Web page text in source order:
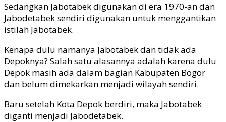
Sedangkan Jabotabek digunakan di era 1970-an dan
Jabodetabek sendiri digunakan untuk menggantikan
istilah Jabotabek.
Kenapa dulu namanya Jabotabek dan tidak ada
Depoknya? Salah satu alasannya adalah karena dulu
Depok masih ada dalam bagian Kabupaten Bogor
dan belum dimekarkan menjadi wilayah sendiri.
Baru setelah Kota Depok berdiri, maka Jabotabek
diganti menjadi Jabodetabek.